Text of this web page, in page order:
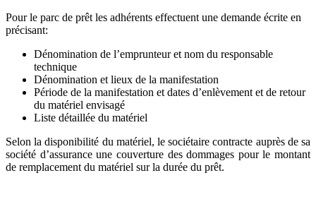
Pour le parc de prêt les adhérents effectuent une demande écrite en
précisant:
Dénomination de l’emprunteur et nom du responsable
technique
Dénomination et lieux de la manifestation
Période de la manifestation et dates d’enlèvement et de retour
du matériel envisagé
Liste détaillée du matériel
Selon la disponibilité du matériel, le sociétaire contracte auprès de sa
société d’assurance une couverture des dommages pour le montant
de remplacement du matériel sur la durée du prêt.